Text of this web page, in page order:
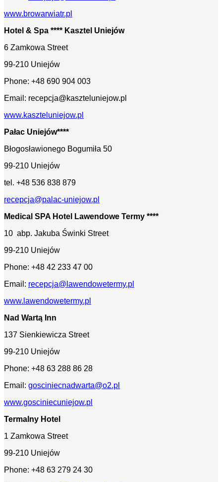
www.browarwiatr.pl
Hotel & Spa **** Kasztel Uniejów
6 Zamkowa Street
99-210 Uniejów
Phone: +48 690 904 003
Email: recepcja@kaszteluniejow.pl
www.kaszteluniejow.pl
Pałac Uniejów****
Błogosławionego Bogumiła 50
99-210 Uniejów
tel. +48 536 838 879
recepcja@palac-uniejow.pl
Medical SPA Hotel Lawendowe Termy ****
10 abp. Jakuba Świnki Street
99-210 Uniejów
Phone: +48 42 233 47 00
Email: recepcja@lawendowetermy.pl
www.lawendowetermy.pl
Nad Wartą Inn
137 Sienkiewicza Street
99-210 Uniejów
Phone: +48 63 288 86 28
Email: gosciniecnadwarta@o2.pl
www.gosciniecuniejow.pl
Termalny Hotel
1 Zamkowa Street
99-210 Uniejów
Phone: +48 63 279 24 30